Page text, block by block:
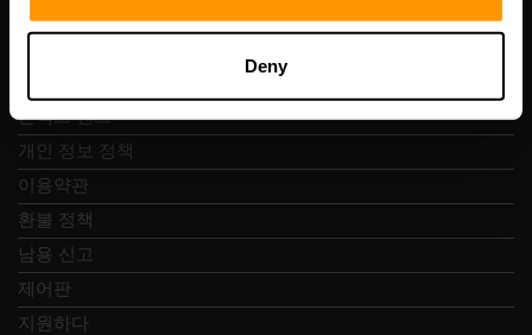
Deny
빠른 탐색
콘택트 렌즈
개인 정보 정책
이용약관
환불 정책
남용 신고
제어판
지원하다